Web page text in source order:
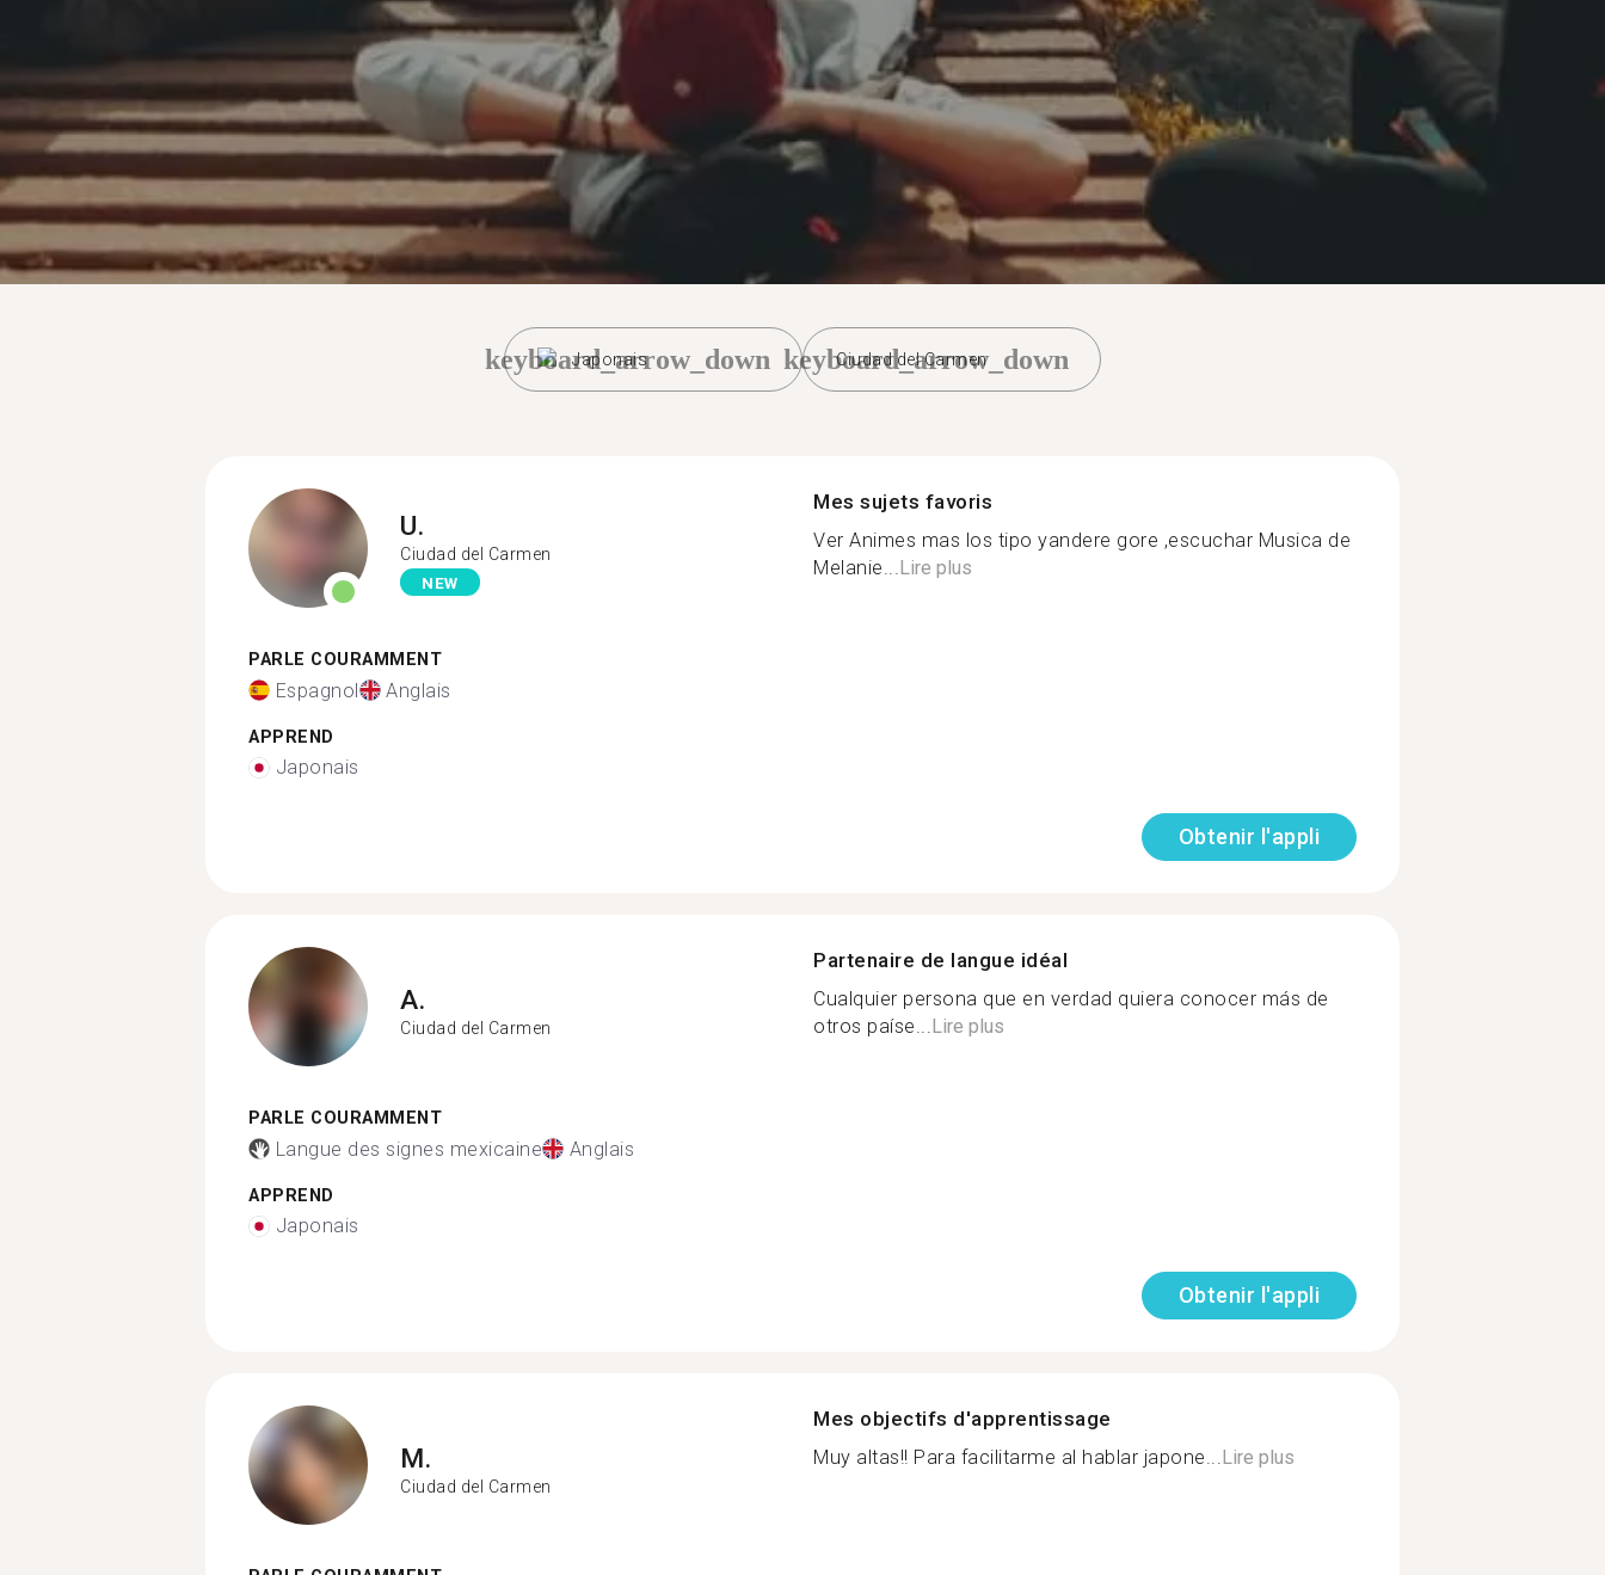
Japonais
keyboard_arrow_down Ciudad del Carmen
keyboard_arrow_down
U.
Ciudad del Carmen
NEW
PARLE COURAMMENT
Espagnol Anglais
APPREND
Japonais
Mes sujets favoris
Ver Animes mas los tipo yandere gore ,escuchar Musica de
Melanie...Lire plus
Obtenir l'appli
A.
Ciudad del Carmen
PARLE COURAMMENT
Langue des signes mexicaine Anglais
APPREND
Japonais
Partenaire de langue idéal
Cualquier persona que en verdad quiera conocer más de
otros paíse...Lire plus
Obtenir l'appli
M.
Ciudad del Carmen
Mes objectifs d'apprentissage
Muy altas!! Para facilitarme al hablar japone...Lire plus